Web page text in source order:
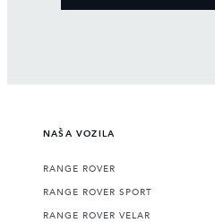
NAŠA VOZILA
RANGE ROVER
RANGE ROVER SPORT
RANGE ROVER VELAR